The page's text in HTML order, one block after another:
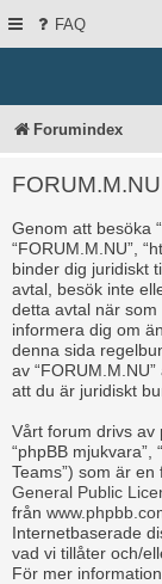
FAQ
Forumindex
Genom att besöka
“FORUM.M.NU”,
binder dig juridiskt
avtal, besök inte
detta avtal när
informera dig om
denna sida
av
att du är juridiskt
Vårt forum drivs av
“phpBB mjukvara”,
Teams”) som är
General Public
från
Internetbaserade
vad vi tillåter och/
För mer